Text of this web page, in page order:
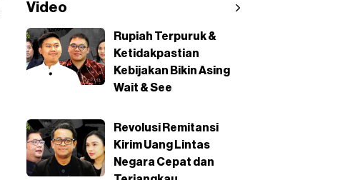
Video
Rupiah Terpuruk &
Ketidakpastian
Kebijakan Bikin Asing
Wait & See
Revolusi Remitansi
Kirim Uang Lintas
Negara Cepat dan